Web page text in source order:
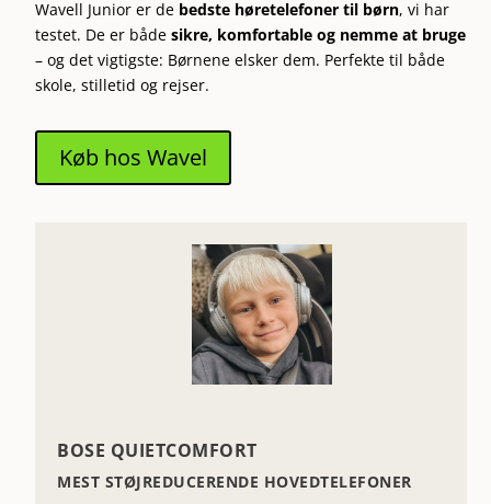
Wavell Junior er de bedste høretelefoner til børn, vi har
testet. De er bådesikre, komfortable og nemme at bruge
– og det vigtigste: Børnene elsker dem. Perfekte til både
skole, stilletid og rejser.
Køb hos Wavel
BOSE QUIETCOMFORT
MEST STØJREDUCERENDE HOVEDTELEFONER